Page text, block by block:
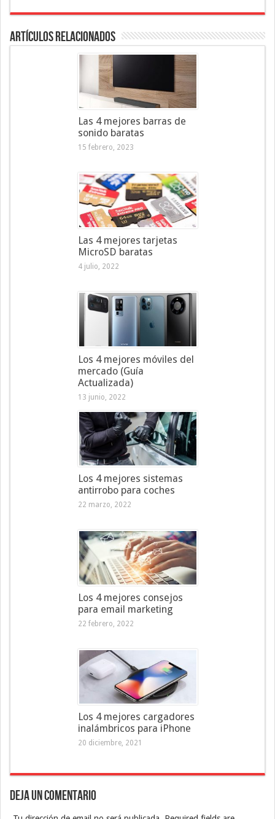
Artículos Relacionados
Las 4 mejores barras de
sonido baratas
15 febrero, 2023
Las 4 mejores tarjetas
MicroSD baratas
4 julio, 2022
Los 4 mejores móviles del
mercado (Guía
Actualizada)
13 junio, 2022
Los 4 mejores sistemas
antirrobo para coches
22 marzo, 2022
Los 4 mejores consejos
para email marketing
22 febrero, 2022
Los 4 mejores cargadores
inalámbricos para iPhone
20 diciembre, 2021
Deja un Comentario